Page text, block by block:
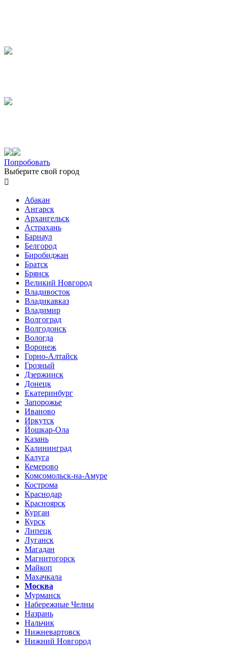
Попробовать
Выберите свой город

Абакан
Ангарск
Архангельск
Астрахань
Барнаул
Белгород
Биробиджан
Братск
Брянск
Великий Новгород
Владивосток
Владикавказ
Владимир
Волгоград
Волгодонск
Вологда
Воронеж
Горно-Алтайск
Грозный
Дзержинск
Донецк
Екатеринбург
Запорожье
Иваново
Иркутск
Йошкар-Ола
Казань
Калининград
Калуга
Кемерово
Комсомольск-на-Амуре
Кострома
Краснодар
Красноярск
Курган
Курск
Липецк
Луганск
Магадан
Магнитогорск
Майкоп
Махачкала
Москва
Мурманск
Набережные Челны
Назрань
Нальчик
Нижневартовск
Нижний Новгород